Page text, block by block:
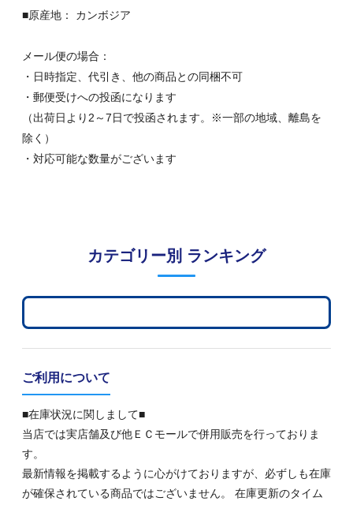
■原産地： カンボジア
メール便の場合：
・日時指定、代引き、他の商品との同梱不可
・郵便受けへの投函になります
（出荷日より2～7日で投函されます。※一部の地域、離島を
除く）
・対応可能な数量がございます
カテゴリー別 ランキング
ご利用について
■在庫状況に関しまして■
当店では実店舗及び他ＥＣモールで併用販売を行っておりま
す。
最新情報を掲載するように心がけておりますが、必ずしも在庫
が確保されている商品ではございません。 在庫更新のタイム